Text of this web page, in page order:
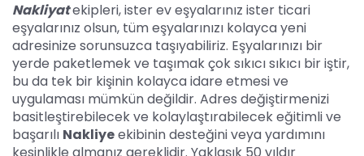
Nakliyatekipleri, ister ev eşyalarınız ister ticari
eşyalarınız olsun, tüm eşyalarınızı kolayca yeni
adresinize sorunsuzca taşıyabiliriz. Eşyalarınızı bir
yerde paketlemek ve taşımak çok sıkıcı sıkıcı bir iştir,
bu da tek bir kişinin kolayca idare etmesi ve
uygulaması mümkün değildir. Adres değiştirmenizi
basitleştirebilecek ve kolaylaştırabilecek eğitimli ve
başarılı Nakliyeekibinin desteğini veya yardımını